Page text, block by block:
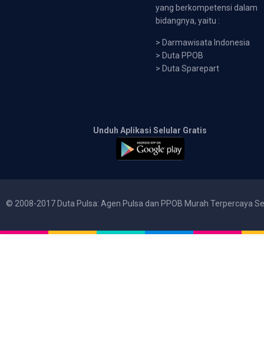
yang berkompetensi dalam
bidangnya, yaitu :
> Darmawisata Indonesia
> Duta PPOB
> Duta Sparepart
Unduh Aplikasi Selular Gratis
© 2008-2017 Duta Pulsa: Agen Pulsa dan PPOB Murah Terpercaya